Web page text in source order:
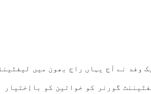
نے آج یہاں راج بھون میں
گورنر کو خواتین کو بااِختیار